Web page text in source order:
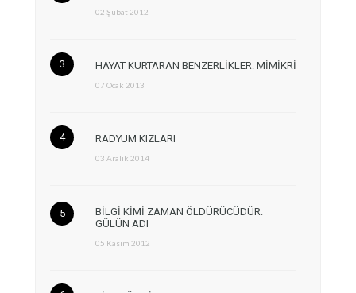
02 Şubat 2012
HAYAT KURTARAN BENZERLİKLER: MİMİKRİ
07 Ocak 2013
RADYUM KIZLARI
03 Aralık 2014
BİLGİ KİMİ ZAMAN ÖLDÜRÜCÜDÜR:
GÜLÜN ADI
05 Kasım 2012